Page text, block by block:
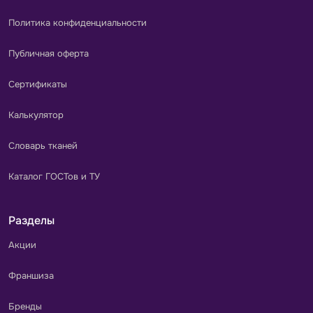
Политика конфиденциальности
Публичная оферта
Сертификаты
Калькулятор
Словарь тканей
Каталог ГОСТов и ТУ
Разделы
Акции
Франшиза
Бренды